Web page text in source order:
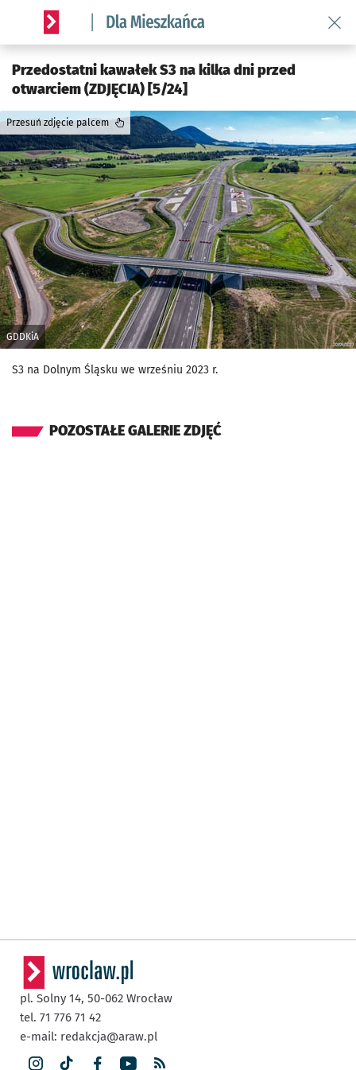
Serwis informacyjny wroclaw.pl podserwis: Dla mieszkańca
Przedostatni kawałek S3 na kilka dni przed
otwarciem (ZDJĘCIA) [5/24]
GDDKiA
Przesuń zdjęcie palcem
S3 na Dolnym Śląsku we wrześniu 2023 r.
POZOSTAŁE GALERIE ZDJĘĆ
pl. Solny 14, 50-062 Wrocław
tel. 71 776 71 42
e-mail: redakcja@araw.pl